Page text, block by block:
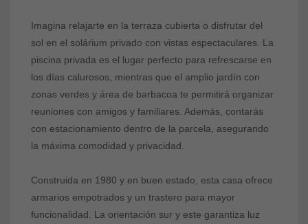
Imagina relajarte en la terraza cubierta o disfrutar del
sol en el solárium privado con vistas espectaculares. La
piscina privada es el lugar perfecto para refrescarse en
los días calurosos, mientras que el amplio jardín con
zonas verdes y área de barbacoa te permitirá organizar
reuniones con amigos y familiares. Además, contarás
con estacionamiento dentro de la parcela, asegurando
la máxima comodidad y privacidad.
Construida en 1980 y en buen estado, esta casa ofrece
armarios empotrados y un trastero para mayor
funcionalidad. La orientación sur y este garantiza luz